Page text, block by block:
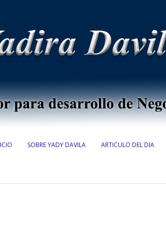
SOBRE YADY DAVILA ARTICULO DEL DIA